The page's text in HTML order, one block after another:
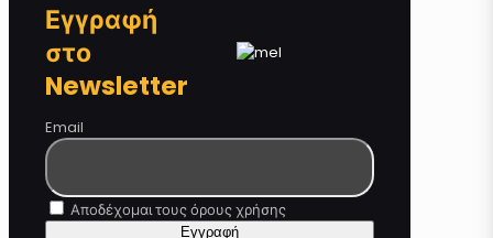
Εγγραφή
στο
Newsletter
Email
Αποδέχομαι τους όρους χρήσης